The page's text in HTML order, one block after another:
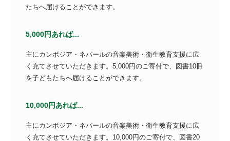
たちへ届けることができます。
5,000円あれば...
主にカンボジア・ネパールの音楽美術・衛生教育支援に広
く充てさせていただきます。5,000円のご寄付で、図書10冊
を子どもたちへ届けることができます。
10,000円あれば...
主にカンボジア・ネパールの音楽美術・衛生教育支援に広
く充てさせていただきます。10,000円のご寄付で、図書20